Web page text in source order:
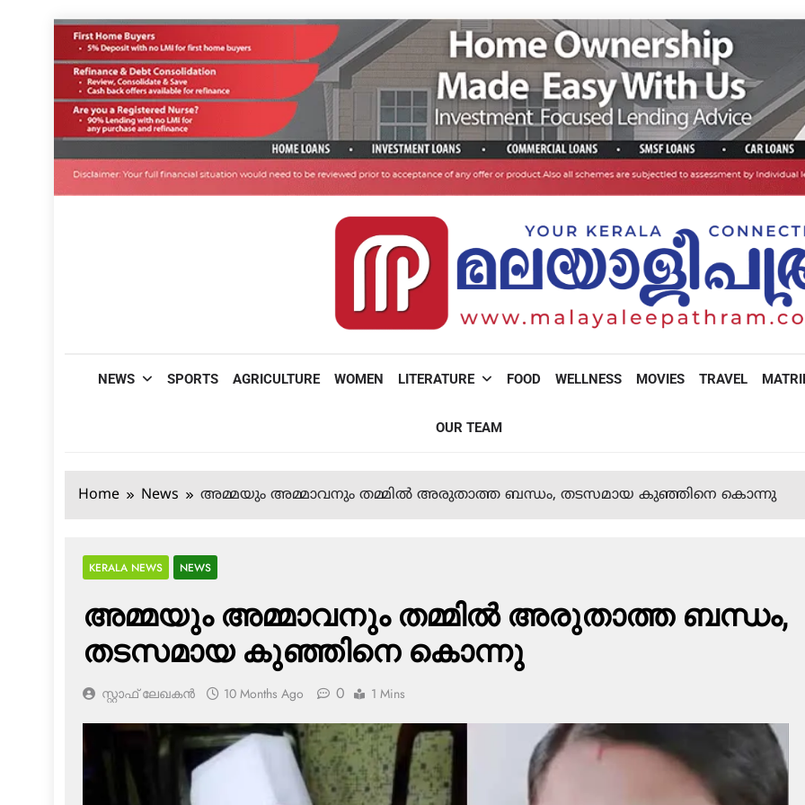
Skip
content
NEWS SPORTS AGRICULTURE WOMEN LITERATURE FOOD WELLNESS MOVIES TRAVEL
OUR TEAM
Home News അമ്മയും അമ്മാവനും തമ്മില്‍ അരുതാത്ത ബന്ധം, തടസമായ കുഞ്ഞിനെ കൊന്നു
KERALA NEWS NEWS
അമ്മയും അമ്മാവനും തമ്മില്‍ അരുതാത്ത ബന്ധം,
തടസമായ കുഞ്ഞിനെ കൊന്നു
സ്റ്റാഫ് ലേഖകൻ 10 Months Ago 0 1 Mins